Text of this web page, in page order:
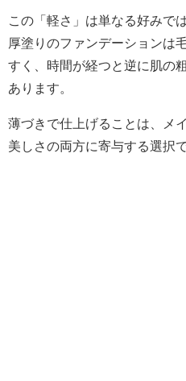
この「軽さ」は単なる好みで
厚塗りのファンデーションは
すく、時間が経つと逆に肌の
あります。
薄づきで仕上げることは、メ
美しさの両方に寄与する選択で